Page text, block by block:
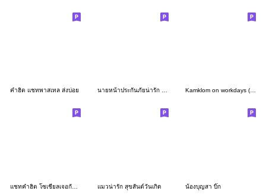
คำฮิต แชทพาสเทล ส่งบ่อย นายหน้าประกันภัยน่ารัก ศรีกรุงโบรคเกอร์ Kamklom on workdays (set 2) Eng Ver.
แมวน่ารัก สุขสันต์วันเกิด น้องบุญสา บิ๊ก